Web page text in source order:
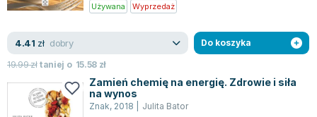
Używana Wyprzedaż
4.41 zł dobry
19.99złtaniej o 15.58 zł
Do koszyka
Zamień chemię na energię. Zdrowie i siła
na wynos
Znak, 2018
Julita Bator